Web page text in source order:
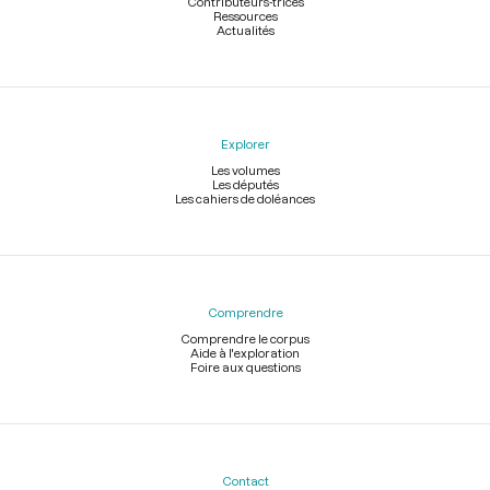
Ressources
Actualités
Explorer
Les volumes
Les députés
Les cahiers de doléances
Comprendre
Comprendre le corpus
Aide à l'exploration
Foire aux questions
Contact